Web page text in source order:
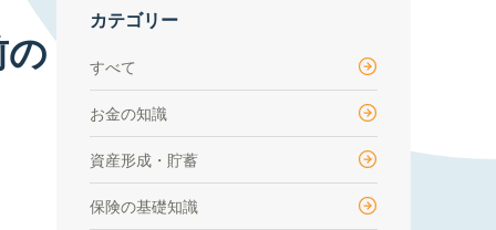
カテゴリー
すべて
お金の知識
資産形成・貯蓄
保険の基礎知識